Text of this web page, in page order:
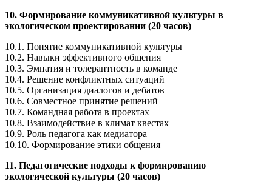
10. Формирование коммуникативной культуры в
экологическом проектировании (20 часов)
10.1. Понятие коммуникативной культуры
10.2. Навыки эффективного общения
10.3. Эмпатия и толерантность в команде
10.4. Решение конфликтных ситуаций
10.5. Организация диалогов и дебатов
10.6. Совместное принятие решений
10.7. Командная работа в проектах
10.8. Взаимодействие в климат квестах
10.9. Роль педагога как медиатора
10.10. Формирование этики общения
11. Педагогические подходы к формированию
экологической культуры (20 часов)